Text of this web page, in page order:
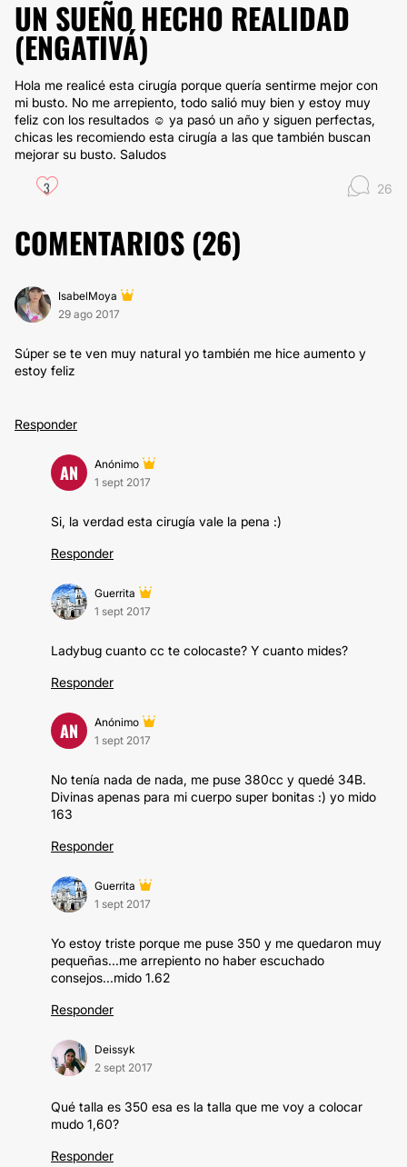
UN SUEÑO HECHO REALIDAD
(ENGATIVÁ)
Hola me realicé esta cirugía porque quería sentirme mejor con
mi busto. No me arrepiento, todo salió muy bien y estoy muy
feliz con los resultados ☺️ ya pasó un año y siguen perfectas,
chicas les recomiendo esta cirugía a las que también buscan
mejorar su busto. Saludos
3 26
COMENTARIOS (26)
IsabelMoya
29 ago 2017
Súper se te ven muy natural yo también me hice aumento y
estoy feliz
Responder
AN
Anónimo
1 sept 2017
Si, la verdad esta cirugía vale la pena :)
Responder
Guerrita
1 sept 2017
Ladybug cuanto cc te colocaste? Y cuanto mides?
Responder
AN
Anónimo
1 sept 2017
No tenía nada de nada, me puse 380cc y quedé 34B.
Divinas apenas para mi cuerpo super bonitas :) yo mido
163
Responder
Guerrita
1 sept 2017
Yo estoy triste porque me puse 350 y me quedaron muy
pequeñas...me arrepiento no haber escuchado
consejos...mido 1.62
Responder
Deissyk
2 sept 2017
Qué talla es 350 esa es la talla que me voy a colocar
mudo 1,60?
Responder